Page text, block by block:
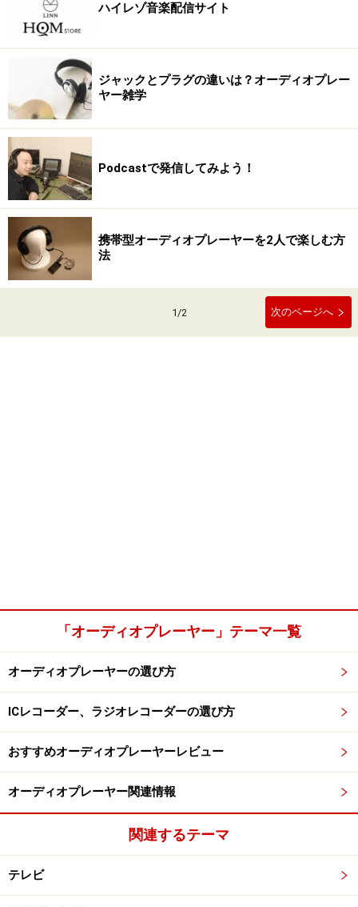
ハイレゾ音楽配信サイト
ジャックとプラグの違いは？オーディオプレー
ヤー雑学
Podcastで発信してみよう！
携帯型オーディオプレーヤーを2人で楽しむ方
法
1/2 次のページへ
「オーディオプレーヤー」テーマ一覧
オーディオプレーヤーの選び方
ICレコーダー、ラジオレコーダーの選び方
おすすめオーディオプレーヤーレビュー
オーディオプレーヤー関連情報
関連するテーマ
テレビ